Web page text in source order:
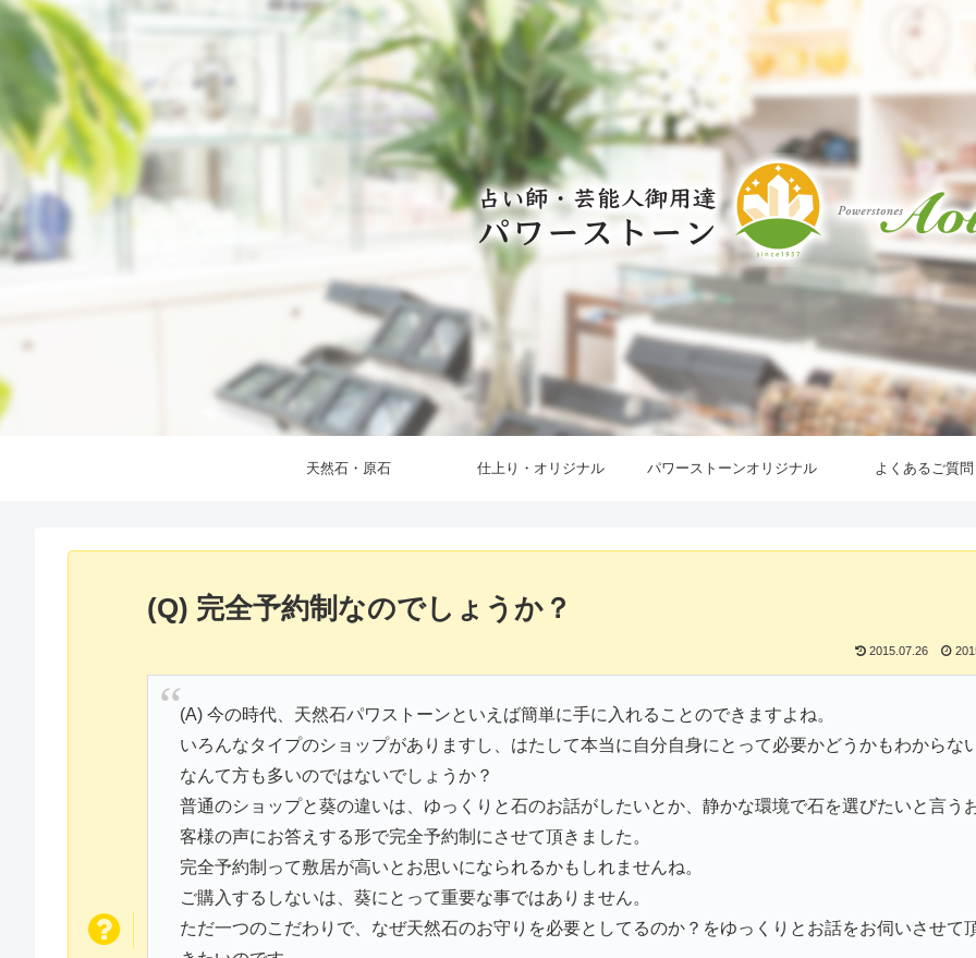
天然石・原石 仕上り・オリジナル パワーストーンオリジナル よくあるご質問
(Q) 完全予約制なのでしょうか？
2015.07.26
(A) 今の時代、天然石パワストーンといえば簡単に手に入れることのできますよね。
いろんなタイプのショップがありますし、はたして本当に自分自身にとって必要かどうかもわからな
なんて方も多いのではないでしょうか？
普通のショップと葵の違いは、ゆっくりと石のお話がしたいとか、静かな環境で石を選びたいと言う
客様の声にお答えする形で完全予約制にさせて頂きました。
完全予約制って敷居が高いとお思いになられるかもしれませんね。
ご購入するしないは、葵にとって重要な事ではありません。
ただ一つのこだわりで、なぜ天然石のお守りを必要としてるのか？をゆっくりとお話をお伺いさせて